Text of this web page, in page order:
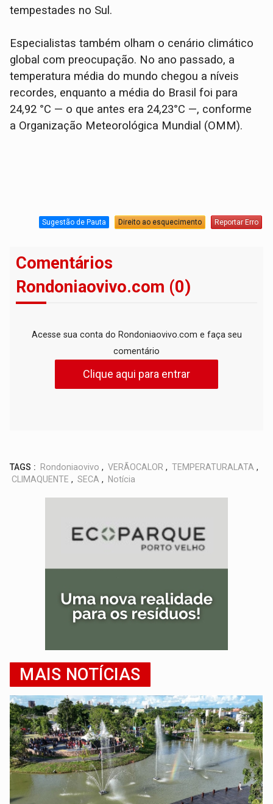
tempestades no Sul.
Especialistas também olham o cenário climático
global com preocupação. No ano passado, a
temperatura média do mundo chegou a níveis
recordes, enquanto a média do Brasil foi para
24,92 °C — o que antes era 24,23°C —, conforme
a Organização Meteorológica Mundial (OMM).
Sugestão de Pauta Direito ao esquecimento Reportar Erro
Comentários
Rondoniaovivo.com (0)
Acesse sua conta do Rondoniaovivo.com e faça seu
comentário
Clique aqui para entrar
TAGS : Rondoniaovivo , VERÃOCALOR , TEMPERATURALATA ,
CLIMAQUENTE , SECA , Notícia
MAIS NOTÍCIAS